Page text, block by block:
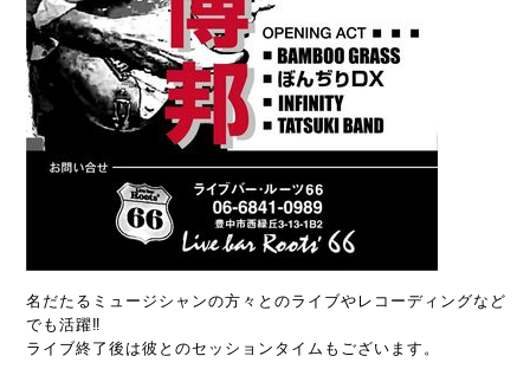
名だたるミュージシャンの方々とのライブやレコーディングなど
でも活躍‼️
ライブ終了後は彼とのセッションタイムもございます。